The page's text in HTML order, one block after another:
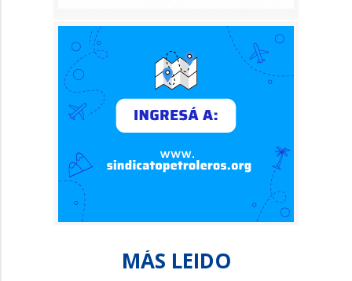
MÁS LEIDO